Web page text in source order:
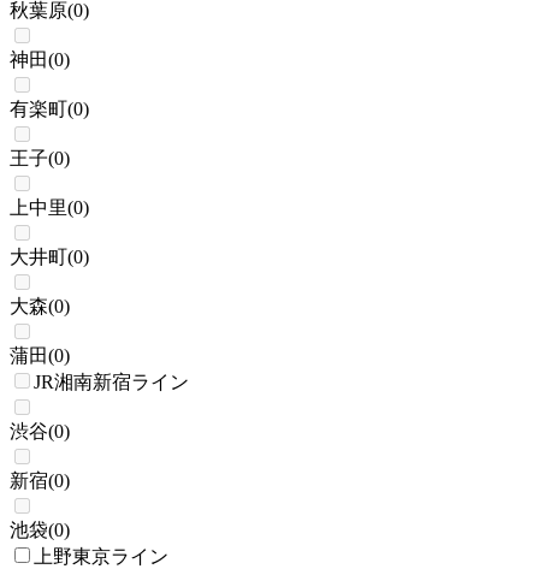
秋葉原(0)
神田(0)
有楽町(0)
王子(0)
上中里(0)
大井町(0)
大森(0)
蒲田(0)
JR湘南新宿ライン
渋谷(0)
新宿(0)
池袋(0)
上野東京ライン